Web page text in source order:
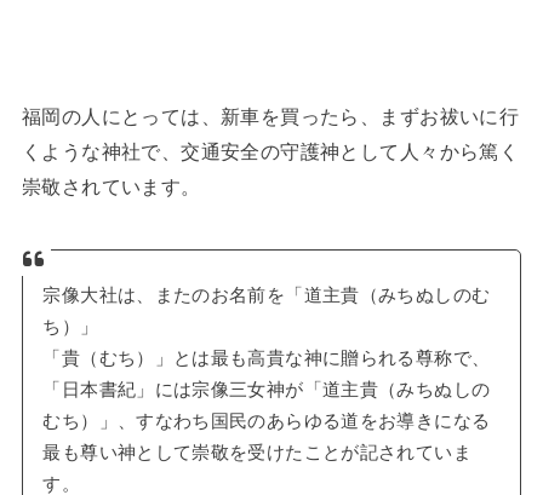
福岡の人にとっては、新車を買ったら、まずお祓いに行
くような神社で、交通安全の守護神として人々から篤く
崇敬されています。
宗像大社は、またのお名前を「道主貴（みちぬしのむ
ち）」
「貴（むち）」とは最も高貴な神に贈られる尊称で、
「日本書紀」には宗像三女神が「道主貴（みちぬしの
むち）」、すなわち国民のあらゆる道をお導きになる
最も尊い神として崇敬を受けたことが記されていま
す。